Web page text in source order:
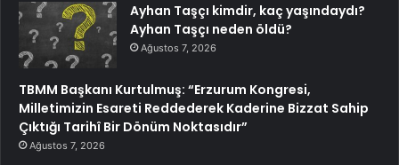
Ayhan Taşçı kimdir, kaç yaşındaydı?
Ayhan Taşçı neden öldü?
Ağustos 7, 2026
TBMM Başkanı Kurtulmuş: “Erzurum Kongresi,
Milletimizin Esareti Reddederek Kaderine Bizzat Sahip
Çıktığı Tarihî Bir Dönüm Noktasıdır”
Ağustos 7, 2026